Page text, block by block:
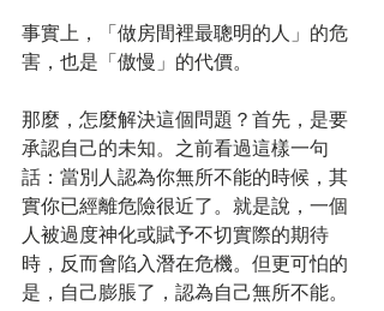
事實上，「做房間裡最聰明的人」的危
害，也是「傲慢」的代價。
那麼，怎麼解決這個問題？首先，是要
承認自己的未知。之前看過這樣一句
話：當別人認為你無所不能的時候，其
實你已經離危險很近了。就是說，一個
人被過度神化或賦予不切實際的期待
時，反而會陷入潛在危機。但更可怕的
是，自己膨脹了，認為自己無所不能。